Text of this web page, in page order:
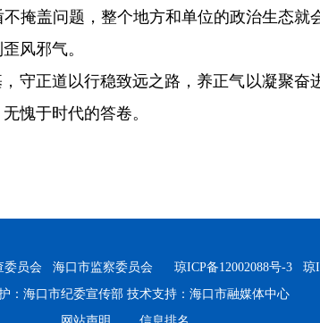
掩盖问题，整个地方和单位的政治生态
风邪气。
守正道以行稳致远之路，养正气以凝聚
愧于时代的答卷。
委员会 海口市监察委员会 琼ICP备12002088号-3 琼
：海口市纪委宣传部 技术支持： 海口市融媒体中心